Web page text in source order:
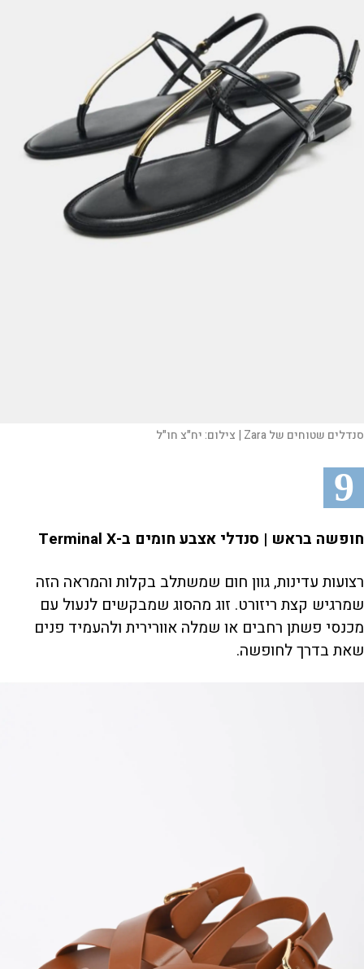
סנדלים שטוחים של Zara | צילום:יח"צ חו"ל
9
חופשה בראש | סנדלי אצבע חומים ב-Terminal X
רצועות עדינות, גוון חום שמשתלב בקלות והמראה הזה
שמרגיש קצת ריזורט. זוג מהסוג שמבקשים לנעול עם
מכנסי פשתן רחבים או שמלה אוורירית ולהעמיד פנים
שאת בדרך לחופשה.